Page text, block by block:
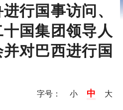
行国事访问、
国集团领导人
对巴西进行国
字号： 小 中 大